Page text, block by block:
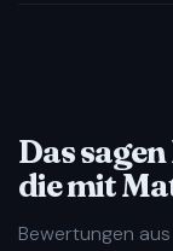
Das
die mit
Bewertungen